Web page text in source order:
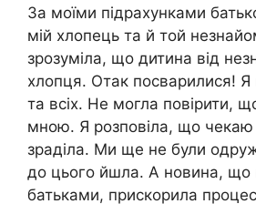
За моїми підрахунками
мій хлопець та й той
зрозуміла, що дитина від
хлопця. Отак поcвapилися! Я
та всіх. Не могла повірити,
мною. Я розповіла, що чекаю
зраділа. Ми ще не були
до цього йшла. А новина, що
батьками, прискорила